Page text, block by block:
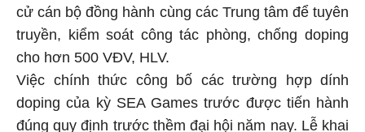
cử cán bộ đồng hành cùng các Trung tâm để tuyên
truyền, kiểm soát công tác phòng, chống doping
cho hơn 500 VĐV, HLV.
Việc chính thức công bố các trường hợp dính
doping của kỳ SEA Games trước được tiến hành
đúng quy định trước thềm đại hội năm nay. Lễ khai